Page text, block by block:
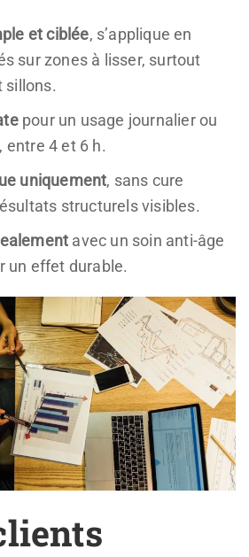
et ciblée, s’applique en
sur zones à lisser, surtout
sillons.
pour un usage journalier ou
entre 4 et 6 h.
uniquement, sans cure
structurels visibles.
avec un soin anti-âge
un effet durable.